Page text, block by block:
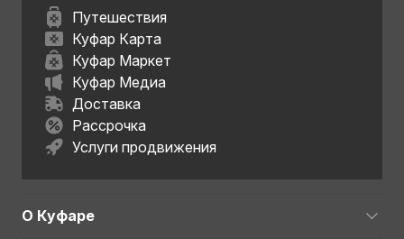
Путешествия
Куфар Карта
Куфар Маркет
Куфар Медиа
Доставка
Рассрочка
Услуги продвижения
О Куфаре